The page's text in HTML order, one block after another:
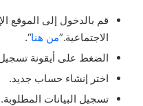
قم بالدخول إلى الموقع
الاجتماعية.”من هنا“.
الضغط على أيقونة
اختر إنشاء حساب جديد.
تسجيل البيانات المطلوبة.